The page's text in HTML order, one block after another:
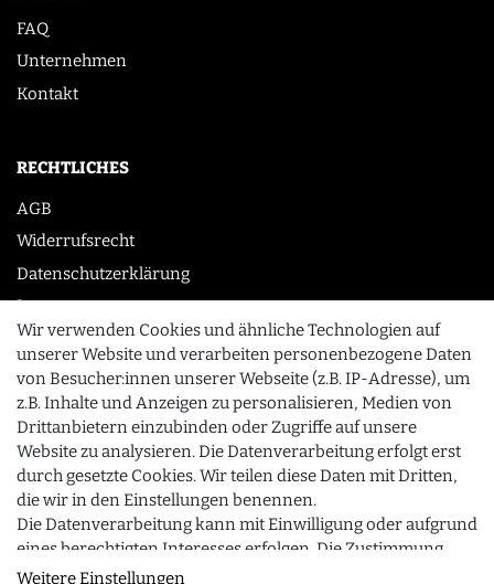
FAQ
Unternehmen
Kontakt
RECHTLICHES
AGB
Widerrufsrecht
Datenschutzerklärung
Impressum
KONTAKT
0355 /28913232
info@gourmeo24.com
Gubener Straße 19, 03042 Cottbus
© 2026 gourmeo24.com
Wir verwenden Cookies und ähnliche Technologien auf
unserer Website und verarbeiten personenbezogene Daten
von Besucher:innen unserer Webseite (z.B. IP-Adresse), um
z.B. Inhalte und Anzeigen zu personalisieren, Medien von
Drittanbietern einzubinden oder Zugriffe auf unsere
Website zu analysieren. Die Datenverarbeitung erfolgt erst
durch gesetzte Cookies. Wir teilen diese Daten mit Dritten,
die wir in den Einstellungen benennen.
Die Datenverarbeitung kann mit Einwilligung oder aufgrund
eines berechtigten Interesses erfolgen. Die Zustimmung
kann erteilt oder abgelehnt werden. Es besteht das Recht,
Weitere Einstellungen
SCHLIESSEN